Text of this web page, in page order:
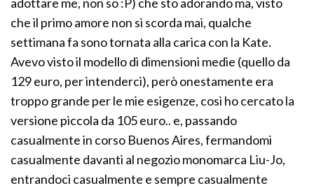
adottare me, non so :P) che sto adorando ma, visto
che il primo amore non si scorda mai, qualche
settimana fa sono tornata alla carica con la Kate.
Avevo visto il modello di dimensioni medie (quello da
129 euro, per intenderci), però onestamente era
troppo grande per le mie esigenze, così ho cercato la
versione piccola da 105 euro.. e, passando
casualmente in corso Buenos Aires, fermandomi
casualmente davanti al negozio monomarca Liu-Jo,
entrandoci casualmente e sempre casualmente